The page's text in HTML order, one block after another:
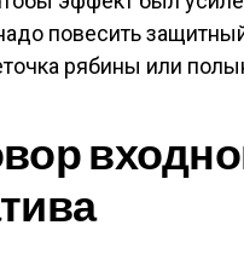
повесить
рябины или